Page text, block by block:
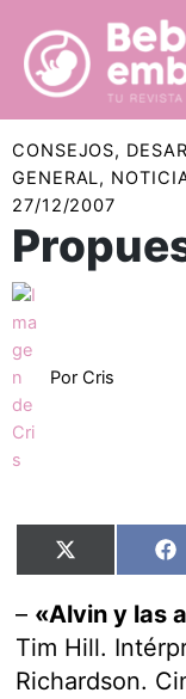
contenido
CONSEJOS,
GENERAL,
27/12/2007
Por Cris
Compartir
en
X
(Twitter)
– «Alvin y las
Tim Hill.
Richardson.